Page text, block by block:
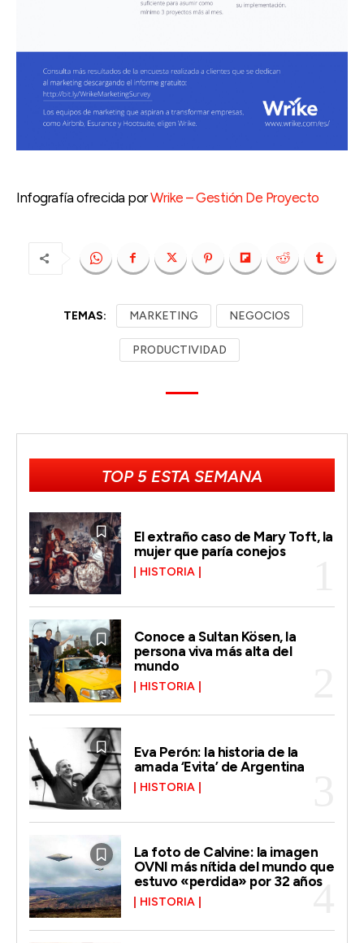
Infografía ofrecida porWrike – Gestión De Proyecto
TEMAS: MARKETING NEGOCIOS
PRODUCTIVIDAD
TOP 5 ESTA SEMANA
El extraño caso de Mary Toft, la
mujer que paría conejos
HISTORIA
Conoce a Sultan Kösen, la
persona viva más alta del
mundo
HISTORIA
Eva Perón: la historia de la
amada ‘Evita’ de Argentina
HISTORIA
La foto de Calvine: la imagen
OVNI más nítida del mundo que
estuvo «perdida» por 32 años
HISTORIA